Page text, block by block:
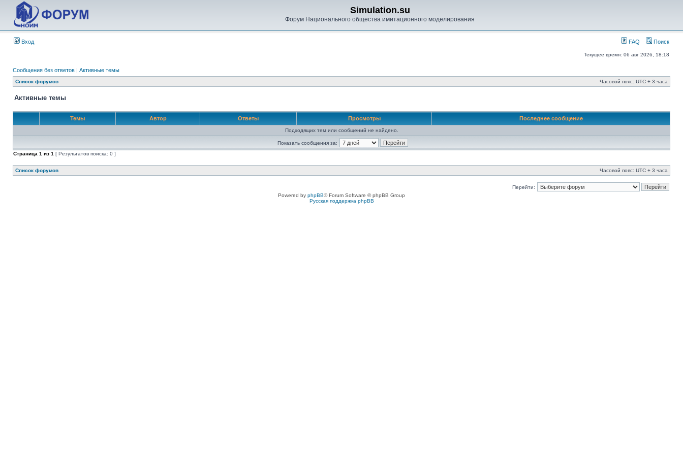
Simulation.su
Форум Национального общества имитационного моделирования
Вход FAQ Поиск
Текущее время: 06 авг 2026, 18:18
Сообщения без ответов | Активные темы
Список форумов Часовой пояс: UTC + 3 часа
Активные темы
Темы Автор Ответы Просмотры Последнее сообщение
Подходящих тем или сообщений не найдено.
Показать сообщения за:
Страница 1 из 1 [ Результатов поиска: 0 ]
Список форумов Часовой пояс: UTC + 3 часа
Перейти:
Powered by phpBB® Forum Software © phpBB Group
Русская поддержка phpBB